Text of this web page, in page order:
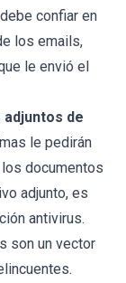
confiar en
los emails,
le envió el
de
le pedirán
documentos
adjunto, es
antivirus.
son un vector